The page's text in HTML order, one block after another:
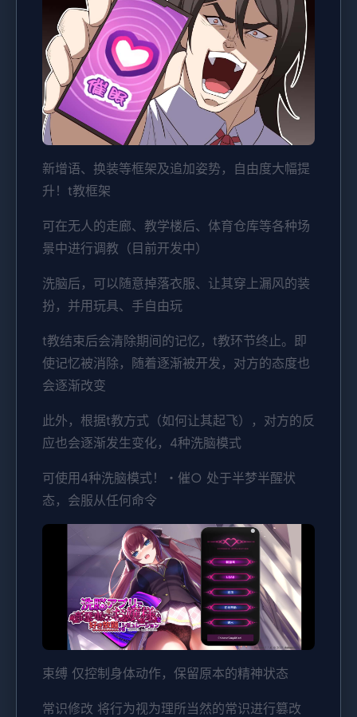
新增语、换装等框架及追加姿势，自由度大幅提
升！t教框架
可在无人的走廊、教学楼后、体育仓库等各种场
景中进行调教（目前开发中）
洗脑后，可以随意掉落衣服、让其穿上漏风的装
扮，并用玩具、手自由玩
t教结束后会清除期间的记忆，t教环节终止。即
使记忆被消除，随着逐渐被开发，对方的态度也
会逐渐改变
此外，根据t教方式（如何让其起飞），对方的反
应也会逐渐发生变化，4种洗脑模式
可使用4种洗脑模式！・催○ 处于半梦半醒状
态，会服从任何命令
束缚 仅控制身体动作，保留原本的精神状态
常识修改 将行为视为理所当然的常识进行篡改